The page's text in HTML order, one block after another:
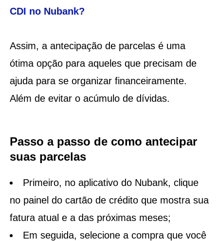
CDI no Nubank?
Assim, a antecipação de parcelas é uma
ótima opção para aqueles que precisam de
ajuda para se organizar financeiramente.
Além de evitar o acúmulo de dívidas.
Passo a passo de como antecipar
suas parcelas
Primeiro, no aplicativo do Nubank, clique
no painel do cartão de crédito que mostra sua
fatura atual e a das próximas meses;
Em seguida, selecione a compra que você